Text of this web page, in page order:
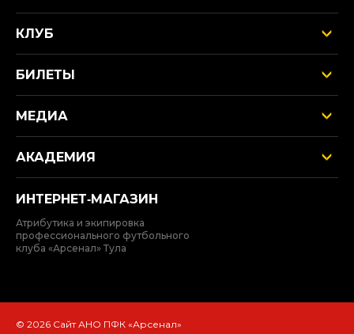
КЛУБ
БИЛЕТЫ
МЕДИА
АКАДЕМИЯ
ИНТЕРНЕТ‑МАГАЗИН
Атрибутика и экипировка
профессионального футбольного
клуба «Арсенал» Тула
© 2026 Сайт АНО ПФК «Арсенал»